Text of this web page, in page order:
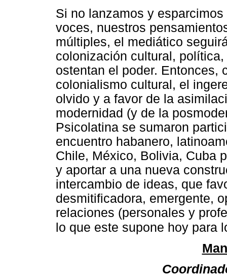
Si no lanzamos y
voces, nuestros
múltiples, el mediático
colonización cultural,
ostentan el poder. Entonces,
colonialismo cultural, el
olvido y a favor de la
modernidad (y de la
Psicolatina se sumaron
encuentro habanero,
Chile, México, Bolivia, Cuba
y aportar a una nueva
intercambio de ideas, que
desmitificadora, emergente,
relaciones (personales y
lo que este supone hoy para